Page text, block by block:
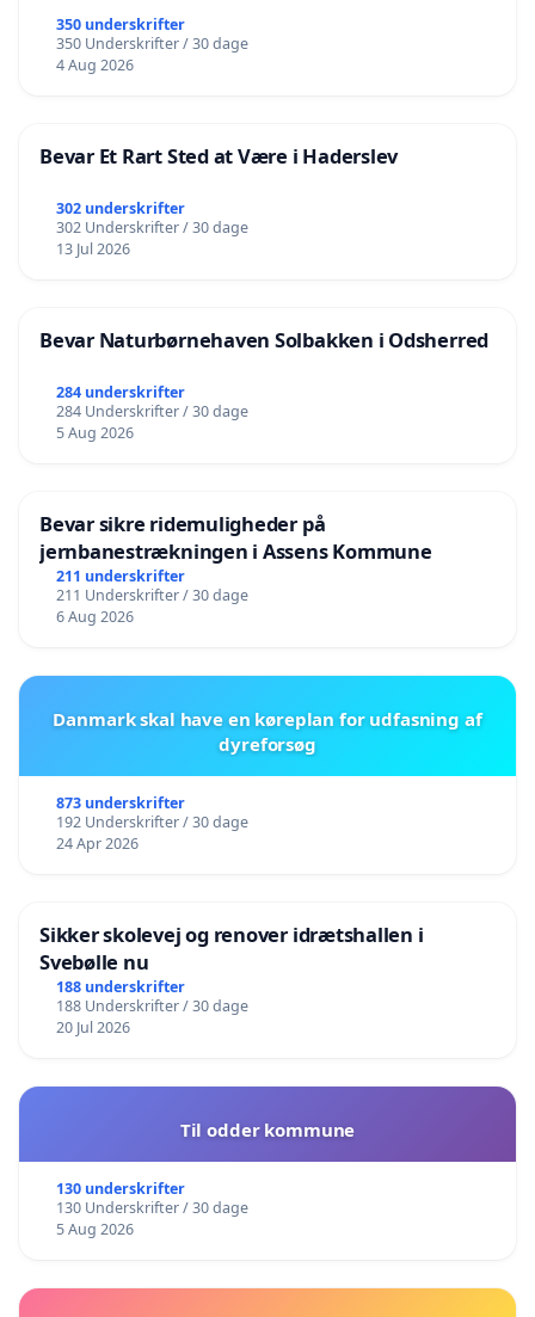
350 underskrifter
350 Underskrifter / 30 dage
4 Aug 2026
Bevar Et Rart Sted at Være i Haderslev
302 underskrifter
302 Underskrifter / 30 dage
13 Jul 2026
Bevar Naturbørnehaven Solbakken i Odsherred
284 underskrifter
284 Underskrifter / 30 dage
5 Aug 2026
Bevar sikre ridemuligheder på
jernbanestrækningen i Assens Kommune
211 underskrifter
211 Underskrifter / 30 dage
6 Aug 2026
Danmark skal have en køreplan for udfasning af
dyreforsøg
873 underskrifter
192 Underskrifter / 30 dage
24 Apr 2026
Sikker skolevej og renover idrætshallen i
Svebølle nu
188 underskrifter
188 Underskrifter / 30 dage
20 Jul 2026
Til odder kommune
130 underskrifter
130 Underskrifter / 30 dage
5 Aug 2026